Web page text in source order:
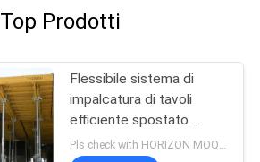
Top Prodotti
Flessibile sistema di
impalcatura di tavoli
efficiente spostato
orizzontalmente
Pls check with HORIZON MOQ:500 m2